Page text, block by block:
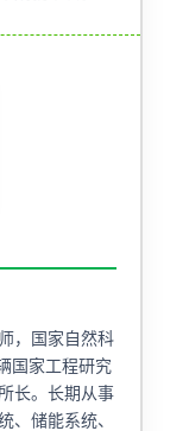
，国家自然科
国家工程研究
长。长期从事
、储能系统、